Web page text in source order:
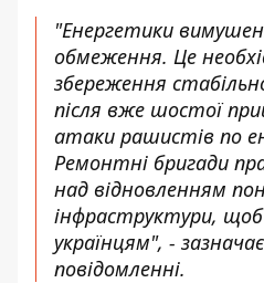
"Енергетики
обмеження. Це
збереження
після вже шостої
атаки рашистів по
Ремонтні бригади
над відновленням
інфраструктури,
українцям", -
повідомленні.